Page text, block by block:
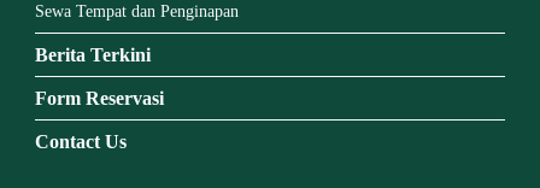
Sewa Tempat dan Penginapan
Berita Terkini
Form Reservasi
Contact Us